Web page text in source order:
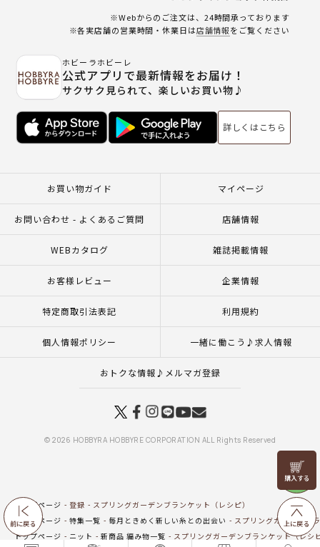
前に戻る
リリヤン
フェア
上に戻る
※Webからのご注文は、24時間承っております
※各実店舗の営業時間・休業日は店舗情報をご覧ください
ホビーラホビーレ
公式アプリで最新情報をお届け！
サクサク見られて、楽しいお買い物♪
詳しくはこちら
お買い物ガイド マイページ
お問い合わせ - よくあるご質問 店舗情報
WEBカタログ 雑誌掲載情報
お客様レビュー 企業情報
特定商取引法表記 利用規約
個人情報ポリシー 一緒に働こう♪求人情報
おトクな情報♪メルマガ登録
© 2026 HOBBYRA HOBBYRE CORPORATION ALL Rights Reserved
トップページ 登録
スプリングガーデンブランケット（レシピ）
トップページ
特集一覧 毎月ときめく新しい糸との出会い
スプリングガーデンブ
トップページ
ニット 新商品 編み物一覧
スプリングガーデンブランケット（レシ